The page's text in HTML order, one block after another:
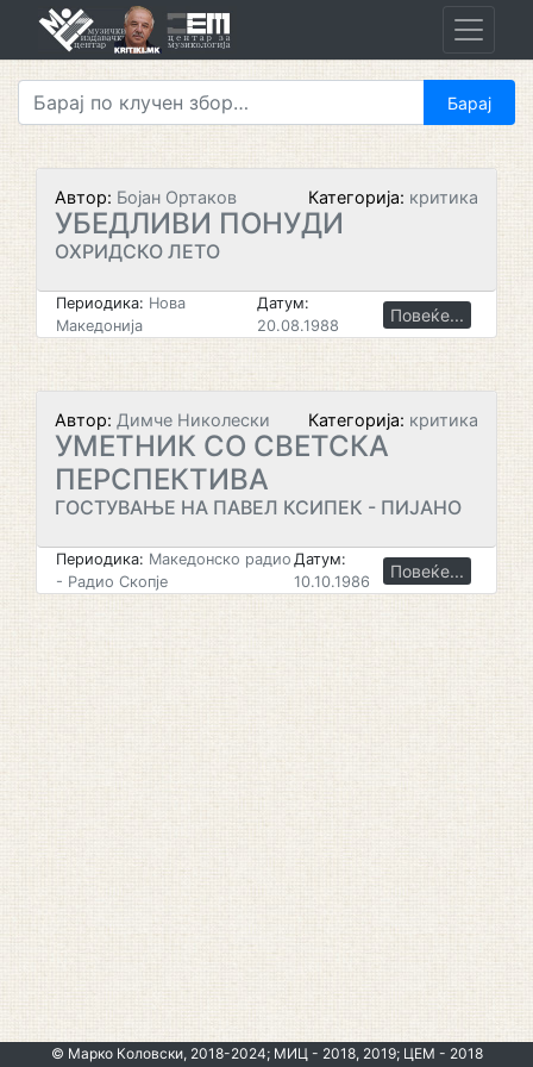
Автор: Бојан Ортаков Категорија: критика
УБЕДЛИВИ ПОНУДИ
ОХРИДСКО ЛЕТО
Периодика: Нова
Македонија
Датум:
20.08.1988
Повеќе...
Автор: Димче Николески Категорија: критика
УМЕТНИК СО СВЕТСКА
ПЕРСПЕКТИВА
ГОСТУВАЊЕ НА ПАВЕЛ КСИПЕК - ПИЈАНО
Периодика: Македонско радио
- Радио Скопје
Датум:
10.10.1986
Повеќе...
© Марко Коловски, 2018-2024; МИЦ - 2018, 2019; ЦЕМ - 2018